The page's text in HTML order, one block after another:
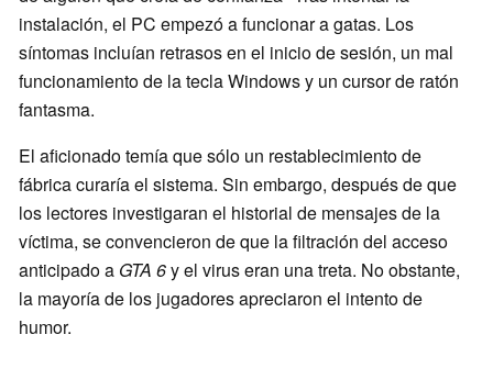
instalación, el PC empezó a funcionar a gatas. Los
síntomas incluían retrasos en el inicio de sesión, un mal
funcionamiento de la tecla Windows y un cursor de ratón
fantasma.
El aficionado temía que sólo un restablecimiento de
fábrica curaría el sistema. Sin embargo, después de que
los lectores investigaran el historial de mensajes de la
víctima, se convencieron de que la filtración del acceso
anticipado a GTA 6y el virus eran una treta. No obstante,
la mayoría de los jugadores apreciaron el intento de
humor.